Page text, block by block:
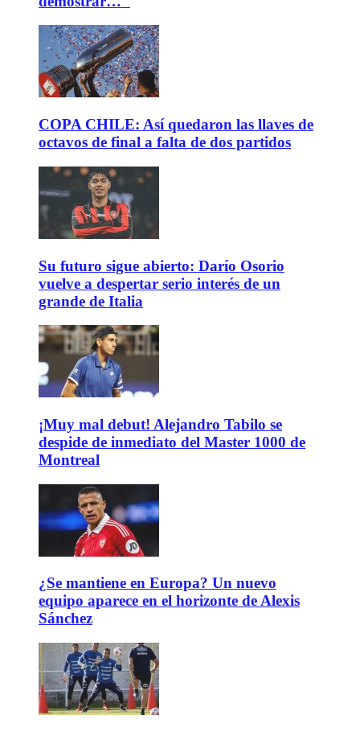
COPA CHILE: Así quedaron las llaves de
octavos de final a falta de dos partidos
Su futuro sigue abierto: Darío Osorio
vuelve a despertar serio interés de un
grande de Italia
¡Muy mal debut! Alejandro Tabilo se
despide de inmediato del Master 1000 de
Montreal
¿Se mantiene en Europa? Un nuevo
equipo aparece en el horizonte de Alexis
Sánchez